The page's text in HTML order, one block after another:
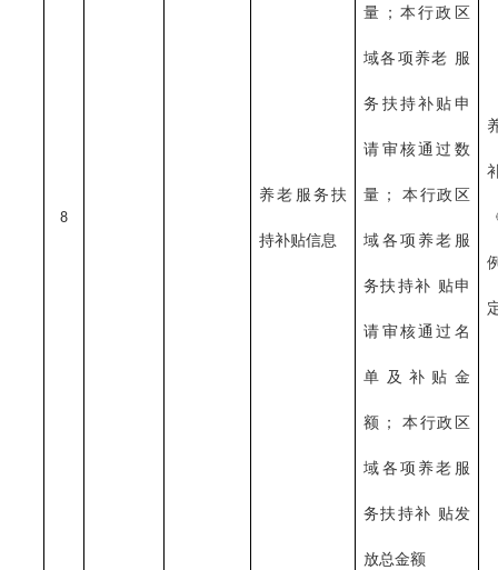
8
养老服务扶
持补贴信息
量；本行政区
域各项养老 服
务扶持补贴申
请审核通过数
量； 本行政区
域各项养老服
务扶持补 贴申
请审核通过名
单及补贴金
额； 本行政区
域各项养老服
务扶持补 贴发
放总金额